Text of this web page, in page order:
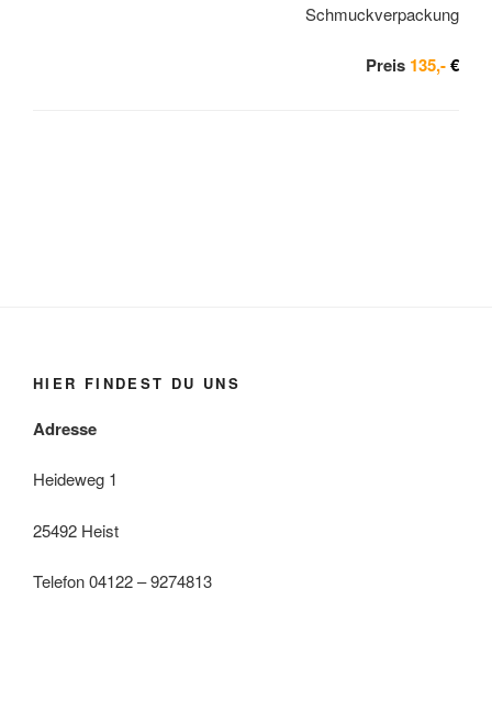
Schmuckverpackung
Preis 135,-€
HIER FINDEST DU UNS
Adresse
Heideweg 1
25492 Heist
Telefon 04122 – 9274813